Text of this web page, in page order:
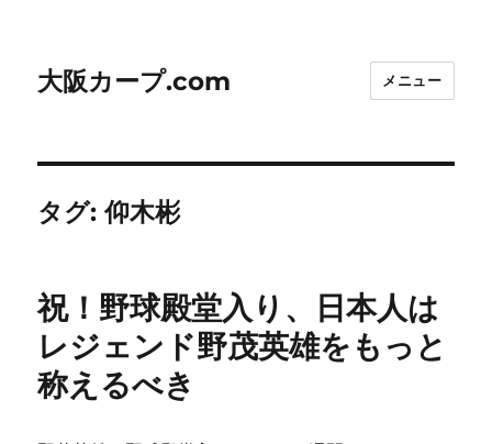
大阪カープ.com メニュー
タグ:仰木彬
祝！野球殿堂入り、日本人は
レジェンド野茂英雄をもっと
称えるべき